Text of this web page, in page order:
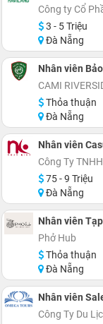
Công ty Cổ
3 - 5 Triệu
Đà Nẵng
Nhân viên
CAMI
Thỏa thuận
Đà Nẵng
Nhân viên
Công Ty
75 - 9 Triệu
Đà Nẵng
Nhân viên
Phở Hub
Thỏa thuận
Đà Nẵng
Nhân viên
Công Ty Du